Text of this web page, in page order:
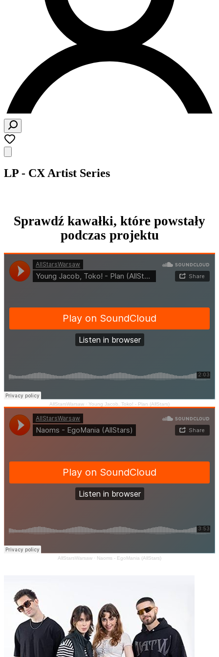
LP - CX Artist Series
Sprawdź kawałki, które powstały
podczas projektu
AllStarsWarsaw · Young Jacob, Toko! - Plan (AllStars)
AllStarsWarsaw · Naoms - EgoMania (AllStars)